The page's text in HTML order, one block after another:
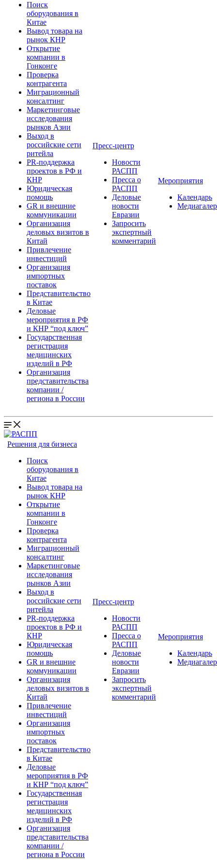
Поиск
оборудования в
Китае
Вывод товара на
рынок КНР
Открытие
компании в
Гонконге
Проверка
контрагента
Миграционный
консалтинг
Маркетинговые
исследования
рынков Азии
Выход в
российские сети
ритейла
PR-поддержка
проектов в РФ и
КНР
Юридическая
помощь
GR и внешние
коммуникации
Организация
деловых визитов в
Китай
Привлечение
инвестиций
Организация
импортных
поставок
Представительство
в Китае
Деловые
мероприятия в РФ
и КНР “под ключ”
Государственная
регистрация
медицинских
изделий в РФ
Организация
представительства
компании /
региона в России
Пресс-центр
Новости
РАСПП
Пресса о
РАСПП
Деловые
новости
Евразии
Запросить
экспертный
комментарий
Мероприятия
Календарь
Решения для бизнеса
Поиск
оборудования в
Китае
Вывод товара на
рынок КНР
Открытие
компании в
Гонконге
Проверка
контрагента
Миграционный
консалтинг
Маркетинговые
исследования
рынков Азии
Выход в
российские сети
ритейла
PR-поддержка
проектов в РФ и
КНР
Юридическая
помощь
GR и внешние
коммуникации
Организация
деловых визитов в
Китай
Привлечение
инвестиций
Организация
импортных
поставок
Представительство
в Китае
Деловые
мероприятия в РФ
и КНР “под ключ”
Государственная
регистрация
медицинских
изделий в РФ
Организация
представительства
компании /
региона в России
Пресс-центр
Новости
РАСПП
Пресса о
РАСПП
Деловые
новости
Евразии
Запросить
экспертный
комментарий
Мероприятия
Календарь